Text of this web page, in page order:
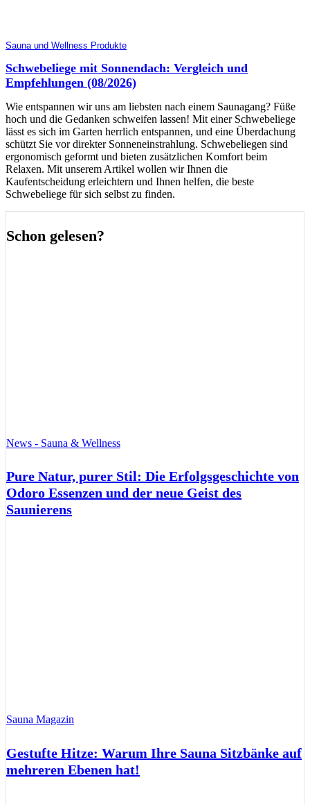
Sauna und Wellness Produkte
Schwebeliege mit Sonnendach: Vergleich und
Empfehlungen (08/2026)
Wie entspannen wir uns am liebsten nach einem Saunagang? Füße
hoch und die Gedanken schweifen lassen! Mit einer Schwebeliege
lässt es sich im Garten herrlich entspannen, und eine Überdachung
schützt Sie vor direkter Sonneneinstrahlung. Schwebeliegen sind
ergonomisch geformt und bieten zusätzlichen Komfort beim
Relaxen. Mit unserem Artikel wollen wir Ihnen die
Kaufentscheidung erleichtern und Ihnen helfen, die beste
Schwebeliege für sich selbst zu finden.
Schon gelesen?
News - Sauna & Wellness
Pure Natur, purer Stil: Die Erfolgsgeschichte von
Odoro Essenzen und der neue Geist des
Saunierens
Sauna Magazin
Gestufte Hitze: Warum Ihre Sauna Sitzbänke auf
mehreren Ebenen hat!